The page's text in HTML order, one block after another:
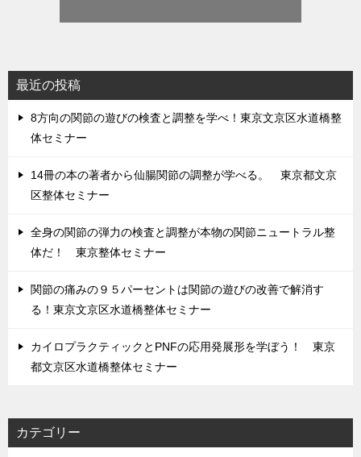
最近の投稿
8方向の関節の遊びの検査と調整を学べ！東京文京区水道橋整
体セミナー
14冊の本の著者から仙腸関節の調整が学べる。 東京都文京
区整体セミナー
全身の関節の弾力の検査と調整が本物の関節ニュートラル整
体だ！ 東京整体セミナー
関節の痛みの９５パーセントは関節の遊びの改善で解消す
る！東京文京区水道橋整体セミナー
カイロプラクティックとPNFの応用発展形を学ぼう！ 東京
都文京区水道橋整体セミナー
カテゴリー